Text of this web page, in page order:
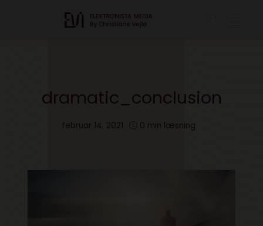
dramatic_conclusion
februar 14, 2021 0 min læsning